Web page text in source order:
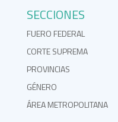
SECCIONES
FUERO FEDERAL
CORTE SUPREMA
PROVINCIAS
GÉNERO
ÁREA METROPOLITANA